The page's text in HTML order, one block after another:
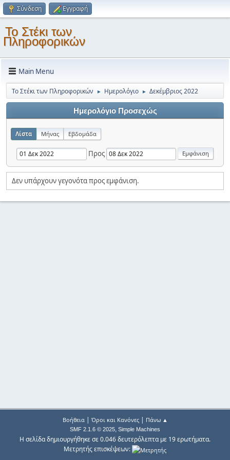
Σύνδεση Εγγραφή
Το Στέκι των
Πληροφορικών
Main Menu
Το Στέκι των Πληροφορικών ► Ημερολόγιο ► Δεκέμβριος 2022
Ημερολόγιο Προσεχώς
Λίστα Μήνας Εβδομάδα
Προς
Δεν υπάρχουν γεγονότα προς εμφάνιση.
Βοήθεια| Όροι και Κανόνες| Πάνω ▲
SMF 2.1.6 © 2025, Simple Machines
Η σελίδα δημιουργήθηκε σε 0.046 δευτερόλεπτα με 19 ερωτήματα.
Μετρητής επισκέψεων: